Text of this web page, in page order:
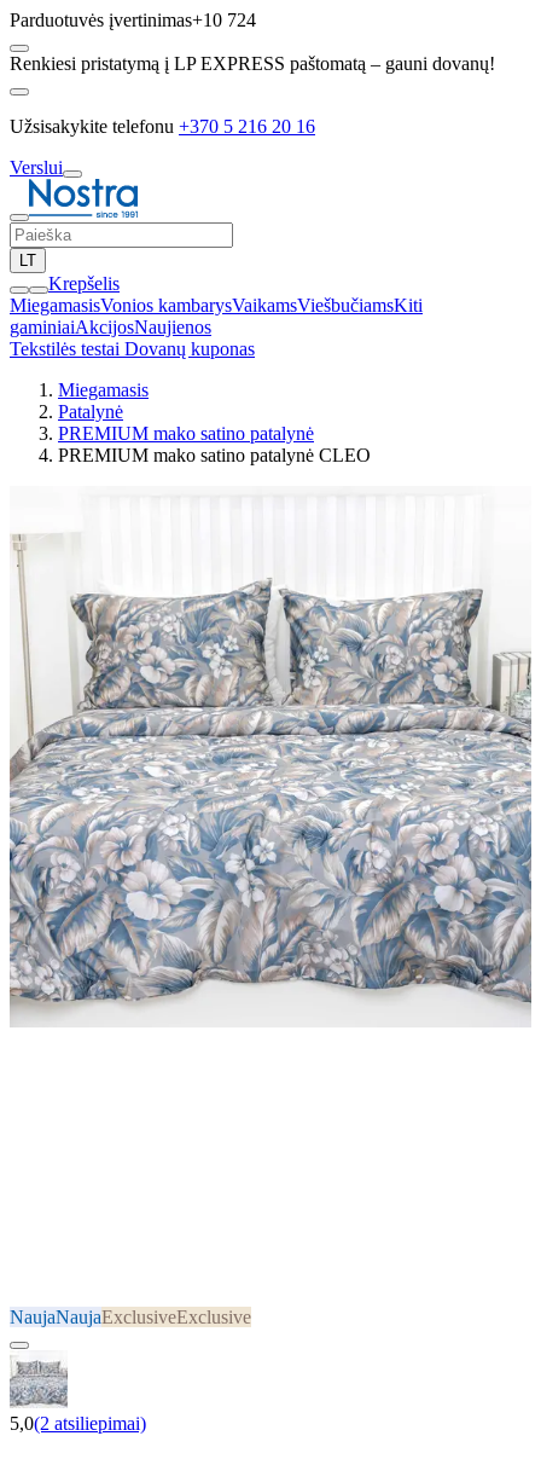
Parduotuvės įvertinimas+10 724
Renkiesi pristatymą į LP EXPRESS paštomatą – gauni dovanų!
Užsisakykite telefonu +370 5 216 20 16
Verslui
LT
Krepšelis
MiegamasisVonios kambarysVaikamsViešbučiamsKiti
gaminiaiAkcijosNaujienos
Tekstilės testai Dovanų kuponas
Miegamasis
Patalynė
PREMIUM mako satino patalynė
PREMIUM mako satino patalynė CLEO
NaujaNaujaExclusiveExclusive
5,0(2 atsiliepimai)